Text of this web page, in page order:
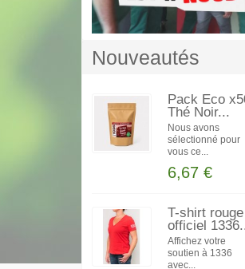
Nouveautés
Pack Eco
Thé Noir...
Nous avons
sélectionné pour
vous ce...
6,67 €
T-shirt rouge
officiel
Affichez votre
soutien à 1336
avec...